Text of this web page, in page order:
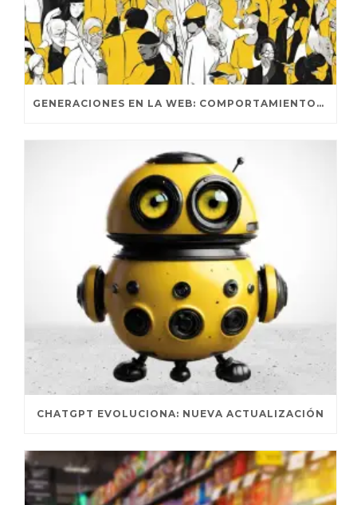
GENERACIONES EN LA WEB: COMPORTAMIENTOS DISTINTIVOS
CHATGPT EVOLUCIONA: NUEVA ACTUALIZACIÓN